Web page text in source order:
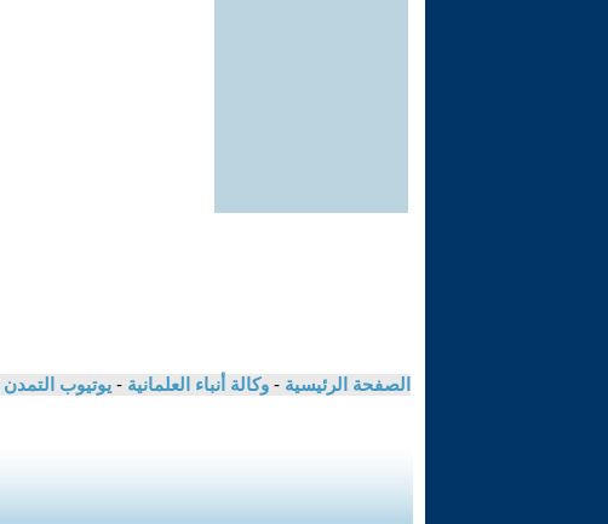
الصفحة الرئيسية - وكالة أنباء العلمانية - يوتيوب التمدن